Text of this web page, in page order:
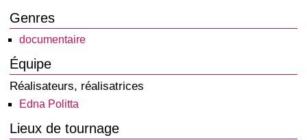
Genres
documentaire
Équipe
Réalisateurs, réalisatrices
Edna Politta
Lieux de tournage